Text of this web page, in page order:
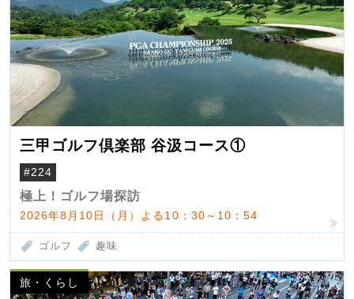
三甲ゴルフ倶楽部 谷汲コース①
#224
極上！ゴルフ場探訪
2026年8月10日（月）よる10：30～10：54
ゴルフ 趣味
旅・くらし